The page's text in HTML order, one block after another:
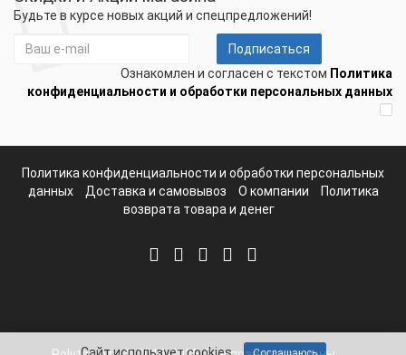
Будьте в курсе новых акций и спецпредложений!
Подписаться
Ознакомлен и согласен с текстом Политика
конфиденциальности и обработки персональных данных
Политика конфиденциальности и обработки персональных
данных
Доставка и самовывоз О компании
Политика
возврата товара и денег